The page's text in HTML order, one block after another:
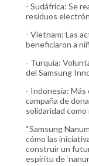
- Sudáfrica: Se
residuos
- Vietnam: Las
beneficiaron a
- Turquía:
del Samsung
- Indonesia: Más
campaña de
solidaridad
“Samsung
cómo las
construir un
espíritu de